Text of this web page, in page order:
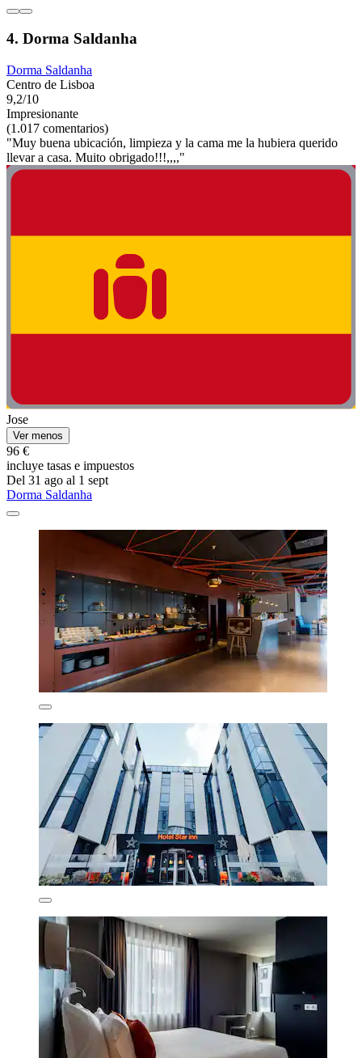
4. Dorma Saldanha
Dorma Saldanha
Centro de Lisboa
9,2/10
Impresionante
(1.017 comentarios)
"Muy buena ubicación, limpieza y la cama me la hubiera querido
llevar a casa. Muito obrigado!!!,,,,"
Jose
Ver menos
96 €
incluye tasas e impuestos
Del 31 ago al 1 sept
Dorma Saldanha